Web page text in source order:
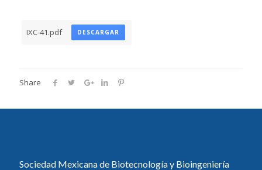
IXC-41.pdf DESCARGAR
Share
Sociedad Mexicana de Biotecnología y Bioingeniería